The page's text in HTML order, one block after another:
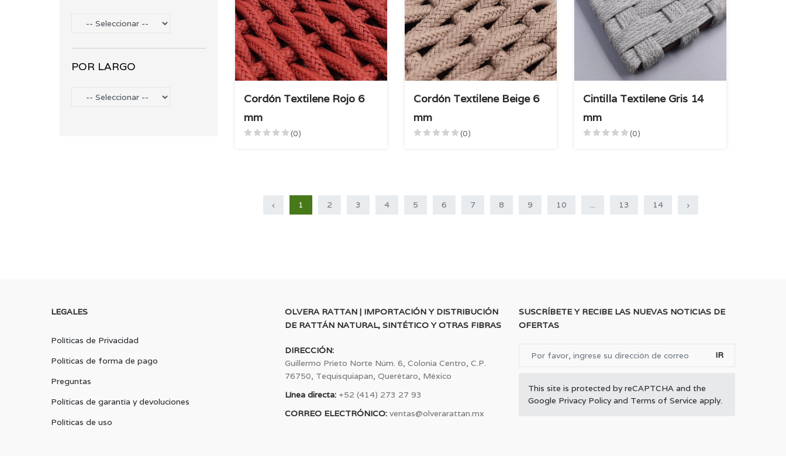
POR LARGO
Cordón Textilene Rojo 6
mm
(0)
Cordón Textilene Beige 6
mm
(0)
Cintilla Textilene Gris 14
mm
(0)
‹ 1 2 3 4 5 6 7 8 9 10 ... 13 14 ›
LEGALES
Políticas de Privacidad
Políticas de forma de pago
Preguntas
Políticas de garantía y devoluciones
Políticas de uso
OLVERA RATTAN | IMPORTACIÓN Y DISTRIBUCIÓN
DE RATTÁN NATURAL, SINTÉTICO Y OTRAS FIBRAS
DIRECCIÓN:
Guillermo Prieto Norte Núm. 6, Colonia Centro, C.P.
76750, Tequisquiapan, Querétaro, México
Línea directa: +52 (414) 273 27 93
CORREO ELECTRÓNICO: ventas@olverarattan.mx
SUSCRÍBETE Y RECIBE LAS NUEVAS NOTICIAS DE
OFERTAS
IR
This site is protected by reCAPTCHA and the
Google Privacy Policyand Terms of Service apply.